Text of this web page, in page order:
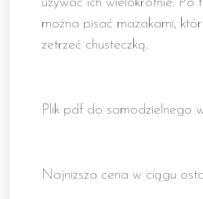
można pisać mazakami,
zetrzeć chusteczką.
Plik pdf do samodzielnego
Najniższa cena w ciągu